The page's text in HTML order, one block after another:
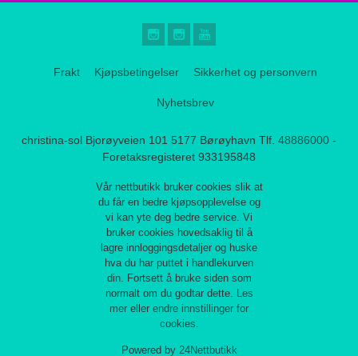
Frakt Kjøpsbetingelser Sikkerhet og personvern
Nyhetsbrev
christina-sol Bjorøyveien 101 5177 Børøyhavn Tlf. 48886000 -
Foretaksregisteret 933195848
Vår nettbutikk bruker cookies slik at
du får en bedre kjøpsopplevelse og
vi kan yte deg bedre service. Vi
bruker cookies hovedsaklig til å
lagre innloggingsdetaljer og huske
hva du har puttet i handlekurven
din. Fortsett å bruke siden som
normalt om du godtar dette. Les
mer eller endre innstillinger for
cookies.
Powered by 24Nettbutikk